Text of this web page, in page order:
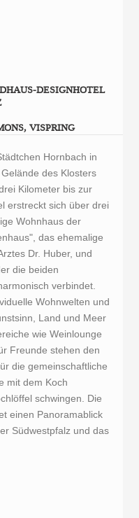
DESIGNHOTEL
VISPRING
Hornbach in
des Klosters
Kilometer bis zur
erstreckt sich über drei
Wohnhaus der
das ehemalige
Dr. Huber, und
die beiden
verbindet.
Wohnwelten und
Land und Meer
wie Weinlounge
Freunde stehen den
die gemeinschaftliche
mit dem Koch
schwingen. Die
einen Panoramablick
Südwestpfalz und das